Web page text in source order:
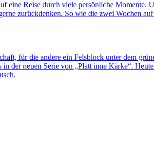
eine Reise durch viele persönliche
zurückdenken. So wie die zwei Wochen
für die andere ein Felsblock unter dem
der neuen Serie von „Platt inne Kärke“.